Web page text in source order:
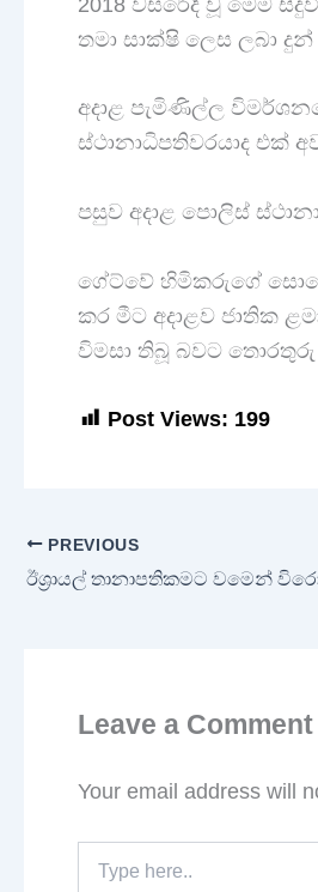
තමා සාක්ෂි ලෙස ලබා
අදාළ පැමිණිල්ල
ස්ථානාධිපතිවරයාද එක්
පසුව අදාළ පොලිස්
ගේට්වේ හිමිකරුගේ
කර මීට අදාළව ජාතික
විමසා තිබූ බවට තොරතුරු
Post Views: 199
PREVIOUS
ඊශ්‍රායල් තානාපතිකමට වමෙන්
Leave a Comment
Your email address will
here..